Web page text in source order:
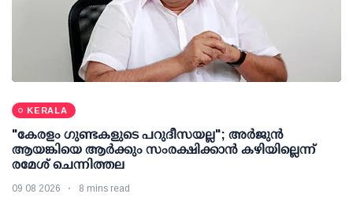
KERALA
"കേരളം ഗുണ്ടകളുടെ പറുദീസയല്ല"; അർജുൻ
ആയങ്കിയെ ആർക്കും സംരക്ഷിക്കാൻ കഴിയില്ലെന്ന്
രമേശ് ചെന്നിത്തല
09 08 2026 8 mins read